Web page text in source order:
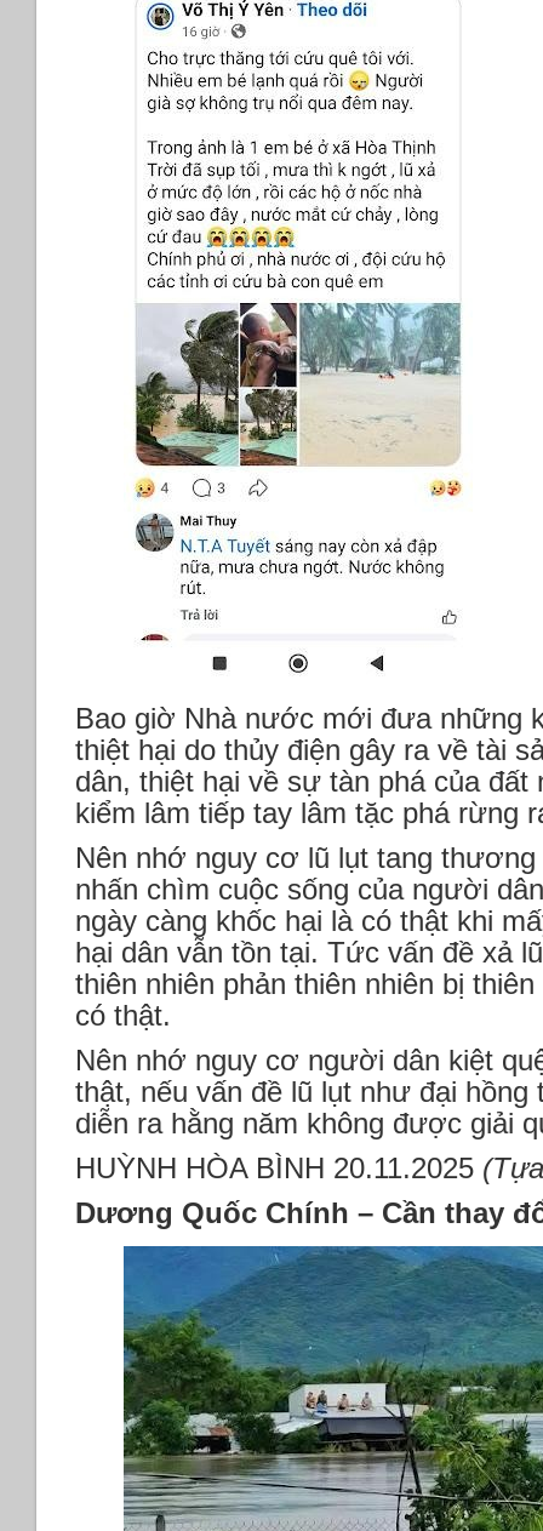
Bao giờ Nhà nước mới đưa những
thiệt hại do thủy điện gây ra về tài
dân, thiệt hại về sự tàn phá của
kiểm lâm tiếp tay lâm tặc phá rừng
Nên nhớ nguy cơ lũ lụt tang
nhấn chìm cuộc sống của người
ngày càng khốc hại là có thật khi
hại dân vẫn tồn tại. Tức vấn đề xả
thiên nhiên phản thiên nhiên bị
có thật.
Nên nhớ nguy cơ người dân kiệt
thật, nếu vấn đề lũ lụt như đại hồng
diễn ra hằng năm không được giải
HUỲNH HÒA BÌNH 20.11.2025
Dương Quốc Chính – Cần thay